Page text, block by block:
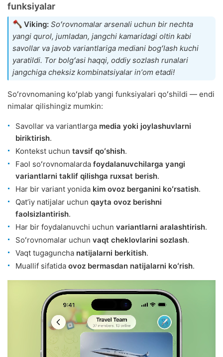
funksiyalar
Viking: Soʻrovnomalar arsenali uchun bir nechta
yangi qurol, jumladan, jangchi kamaridagi oltin kabi
savollar va javob variantlariga mediani bogʻlash kuchi
yaratildi. Tor bolgʻasi haqqi, oddiy sozlash runalari
jangchiga cheksiz kombinatsiyalar inʼom etadi!
Soʻrovnomaning koʻplab yangi funksiyalari qoʻshildi — endi
nimalar qilishingiz mumkin:
Savollar va variantlarga media yoki joylashuvlarni
biriktirish.
Kontekst uchun tavsif qoʻshish.
Faol soʻrovnomalarda foydalanuvchilarga yangi
variantlarni taklif qilishga ruxsat berish.
Har bir variant yonida kim ovoz berganini koʻrsatish.
Qatʼiy natijalar uchun qayta ovoz berishni
faolsizlantirish.
Har bir foydalanuvchi uchun variantlarni aralashtirish.
Soʻrovnomalar uchun vaqt cheklovlarini sozlash.
Vaqt tugaguncha natijalarni berkitish.
Muallif sifatida ovoz bermasdan natijalarni koʻrish.